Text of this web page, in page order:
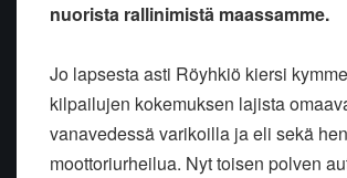
nuorista rallinimistä maassamme.
Jo lapsesta asti Röyhkiö kiersi
kilpailujen kokemuksen lajista
vanavedessä varikoilla ja eli sekä
moottoriurheilua. Nyt toisen polven